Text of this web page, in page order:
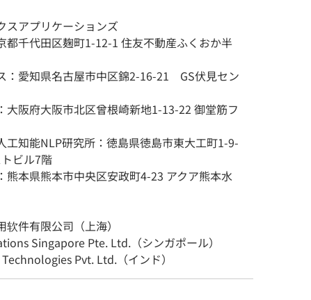
スアプリケーションズ
都千代田区麹町1-12-1 住友不動産ふくおか半
：愛知県名古屋市中区錦2-16-21 GS伏見セン
大阪府大阪市北区曾根崎新地1-13-22 御堂筋フ
工知能NLP研究所：徳島県徳島市東大工町1-9-
ビル7階
熊本県熊本市中央区安政町4-23 アクア熊本水
软件有限公司（上海）
Singapore Pte. Ltd.（シンガポール）
Pvt. Ltd.（インド）